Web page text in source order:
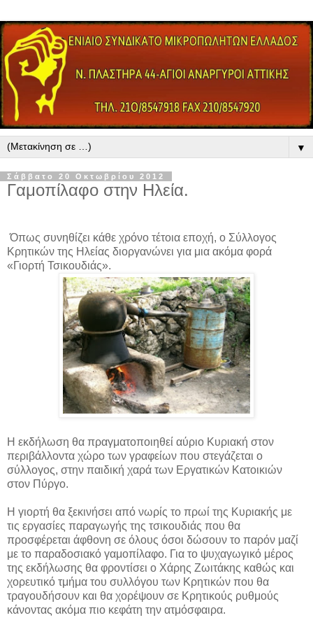
▼
Σάββατο 20 Οκτωβρίου 2012
Γαμοπίλαφο στην Ηλεία.
Όπως συνηθίζει κάθε χρόνο τέτοια εποχή, ο Σύλλογος
Κρητικών της Ηλείας διοργανώνει για μια ακόμα φορά
«Γιορτή Τσικουδιάς».
Η εκδήλωση θα πραγματοποιηθεί αύριο Κυριακή στον
περιβάλλοντα χώρο των γραφείων που στεγάζεται ο
σύλλογος, στην παιδική χαρά των Εργατικών Κατοικιών
στον Πύργο.
Η γιορτή θα ξεκινήσει από νωρίς το πρωί της Κυριακής με
τις εργασίες παραγωγής της τσικουδιάς που θα
προσφέρεται άφθονη σε όλους όσοι δώσουν το παρόν μαζί
με το παραδοσιακό γαμοπίλαφο. Για το ψυχαγωγικό μέρος
της εκδήλωσης θα φροντίσει ο Χάρης Ζωιτάκης καθώς και
χορευτικό τμήμα του συλλόγου των Κρητικών που θα
τραγουδήσουν και θα χορέψουν σε Κρητικούς ρυθμούς
κάνοντας ακόμα πιο κεφάτη την ατμόσφαιρα.